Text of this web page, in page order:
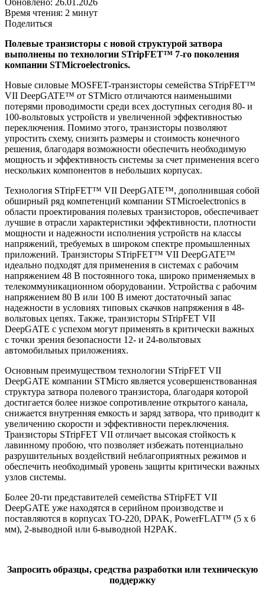
Время чтения: 2 минут
Поделиться
Полевые транзисторы с новой структурой затвора
выполнены по технологии STripFET™ 7-го поколения
компании STMicroelectronics.
Новые силовые MOSFET-транзисторы семейства STripFET™
VII DeepGATE™ от STMicro отличаются наименьшими
потерями проводимости среди всех доступных сегодня 80- и
100-вольтовых устройств и увеличенной эффективностью
переключения. Помимо этого, транзисторы позволяют
упростить схему, снизить размеры и стоимость конечного
решения, благодаря возможности обеспечить необходимую
мощность и эффективность системы за счет применения всего
нескольких компонентов в небольших корпусах.
Технология STripFET™ VII DeepGATE™, дополнившая собой
обширный ряд компетенций компании STMicroelectronics в
области проектирования полевых транзисторов, обеспечивает
лучшие в отрасли характеристики эффективности, плотности
мощности и надежности исполнения устройств на классы
напряжений, требуемых в широком спектре промышленных
приложений. Транзисторы STripFET™ VII DeepGATE™
идеально подходят для применения в системах с рабочим
напряжением 48 В постоянного тока, широко применяемых в
телекоммуникационном оборудовании. Устройства с рабочим
напряжением 80 В или 100 В имеют достаточный запас
надежности в условиях типовых скачков напряжения в 48-
вольтовых цепях. Также, транзисторы STripFET VII
DeepGATE с успехом могут применять в критически важных
с точки зрения безопасности 12- и 24-вольтовых
автомобильных приложениях.
Основным преимуществом технологии STripFET VII
DeepGATE компании STMicro является усовершенствованная
структура затвора полевого транзистора, благодаря которой
достигается более низкое сопротивление открытого канала,
снижается внутренняя емкость и заряд затвора, что приводит к
увеличению скорости и эффективности переключения.
Транзисторы STripFET VII отличает высокая стойкость к
лавинному пробою, что позволяет избежать потенциально
разрушительных воздействий неблагоприятных режимов и
обеспечить необходимый уровень защиты критически важных
узлов системы.
Более 20-ти представителей семейства STripFET VII
DeepGATE уже находятся в серийном производстве и
поставляются в корпусах TO-220, DPAK, PowerFLAT™ (5 x 6
мм), 2-выводной или 6-выводной H2PAK.
Запросить образцы, средства разработки или техническую
поддержку